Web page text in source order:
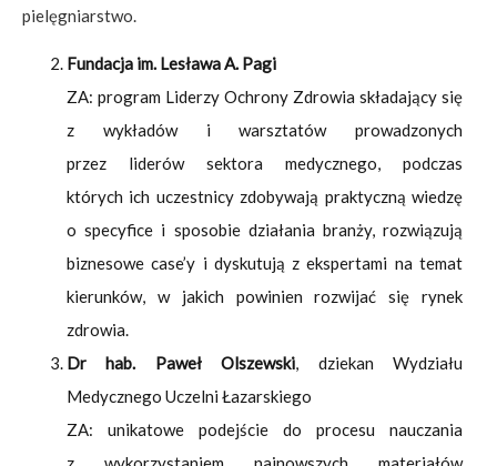
pielęgniarstwo.
Fundacja im. Lesława A. Pagi
ZA: program Liderzy Ochrony Zdrowia składający się
z wykładów i warsztatów prowadzonych
przez liderów sektora medycznego, podczas
których ich uczestnicy zdobywają praktyczną wiedzę
o specyfice i sposobie działania branży, rozwiązują
biznesowe case’y i dyskutują z ekspertami na temat
kierunków, w jakich powinien rozwijać się rynek
zdrowia.
Dr hab. Paweł Olszewski, dziekan Wydziału
Medycznego Uczelni Łazarskiego
ZA: unikatowe podejście do procesu nauczania